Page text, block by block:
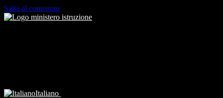
Salta al contenuto
Italiano